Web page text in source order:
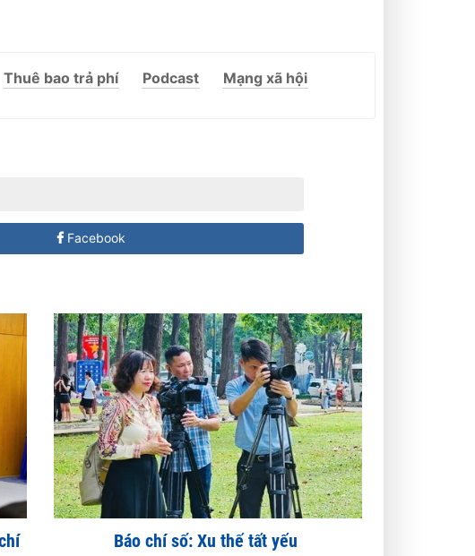
Thuê bao trả phí Podcast
Mạng xã hội
Facebook
Báo chí số: Xu thế tất yếu